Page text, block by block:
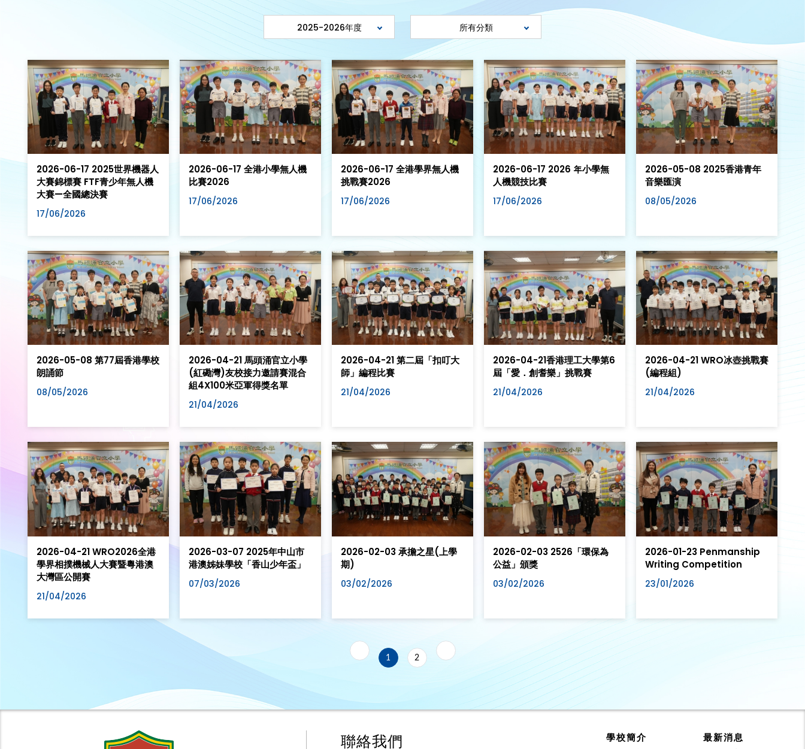
2025-2026年度 所有分類
2026-06-17 2025世界機器人
大賽錦標賽 FTF青少年無人機
大賽—全國總決賽
17/06/2026
2026-06-17 全港小學無人機
比賽2026
17/06/2026
2026-06-17 全港學界無人機
挑戰賽2026
17/06/2026
2026-06-17 2026 年小學無
人機競技比賽
17/06/2026
2026-05-08 2025香港青年
音樂匯演
08/05/2026
2026-05-08 第77屆香港學校
朗誦節
08/05/2026
2026-04-21 馬頭涌官立小學
(紅磡灣)友校接力邀請賽混合
組4X100米亞軍得獎名單
21/04/2026
2026-04-21 第二屆「扣叮大
師」編程比賽
21/04/2026
2026-04-21香港理工大學第6
屆「愛．創耆樂」挑戰賽
21/04/2026
2026-04-21 WRO冰壺挑戰賽
(編程組)
21/04/2026
2026-04-21 WRO2026全港
學界相撲機械人大賽暨粵港澳
大灣區公開賽
21/04/2026
2026-03-07 2025年中山市
港澳姊妹學校「香山少年盃」
07/03/2026
2026-02-03 承擔之星(上學
期)
03/02/2026
2026-02-03 2526「環保為
公益」頒獎
03/02/2026
2026-01-23 Penmanship
Writing Competition
23/01/2026
1 2
聯絡我們
學校簡介
最新消息